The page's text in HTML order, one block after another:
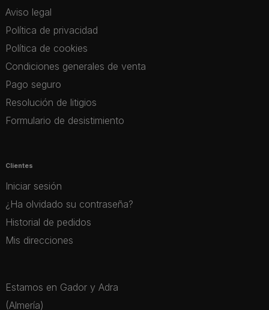
Aviso legal
Política de privacidad
Política de cookies
Condiciones generales de venta
Pago seguro
Resolución de litigios
Formulario de desistimiento
Clientes
Iniciar sesión
¿Ha olvidado su contraseña?
Historial de pedidos
Mis direcciones
Estamos en Gador y Adra
(Almería)